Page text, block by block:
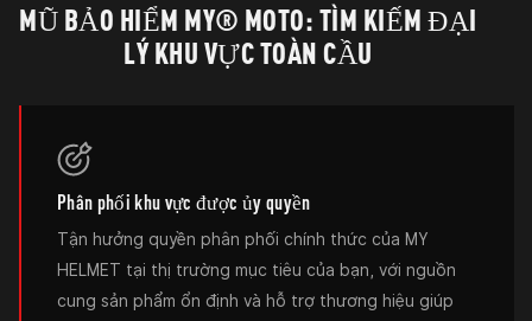
MŨ BẢO HIỂM MY® MOTO: TÌM KIẾM ĐẠI
LÝ KHU VỰC TOÀN CẦU
Phân phối khu vực được ủy quyền
Tận hưởng quyền phân phối chính thức của MY
HELMET tại thị trường mục tiêu của bạn, với nguồn
cung sản phẩm ổn định và hỗ trợ thương hiệu giúp